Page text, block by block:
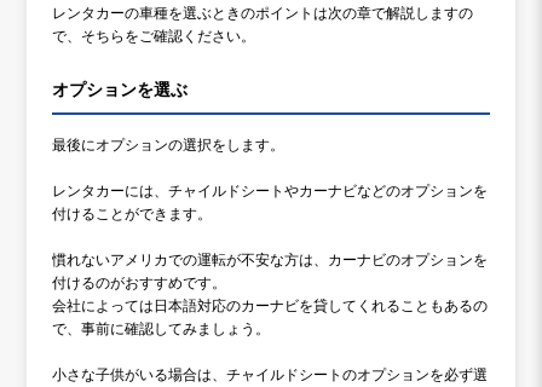
レンタカーの車種を選ぶときのポイントは次の章で解説しますの
で、そちらをご確認ください。
オプションを選ぶ
最後にオプションの選択をします。
レンタカーには、チャイルドシートやカーナビなどのオプションを
付けることができます。
慣れないアメリカでの運転が不安な方は、カーナビのオプションを
付けるのがおすすめです。
会社によっては日本語対応のカーナビを貸してくれることもあるの
で、事前に確認してみましょう。
小さな子供がいる場合は、チャイルドシートのオプションを必ず選